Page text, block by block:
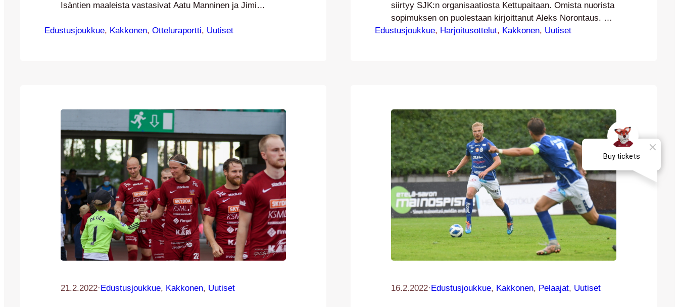
Isäntien maaleista vastasivat Aatu Manninen ja Jimi
tuntia alkuperäistä pidempään, kun Rautpohjan palosta
Edustusjoukkue, Kakkonen, Otteluraportti, Uutiset
siirtyy SJK:n organisaatiosta Kettupaitaan. Omista nuorista
sopimuksen on puolestaan kirjoittanut Aleks Norontaus. 19-
vuotias, vuonna 2002 syntynyt keskikenttäpelaaja Daniel
Edustusjoukkue, Harjoitusottelut, Kakkonen, Uutiset
21.2.2022·Edustusjoukkue, Kakkonen, Uutiset 16.2.2022·Edustusjoukkue, Kakkonen, Pelaajat, Uutiset